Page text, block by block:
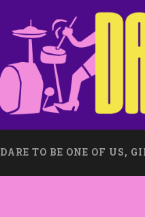
DARE TO BE ONE OF US,